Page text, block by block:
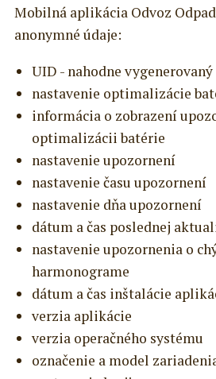
Mobilná aplikácia Odvoz
anonymné údaje:
UID - nahodne
nastavenie optimalizácie
informácia o zobrazení
optimalizácii batérie
nastavenie upozornení
nastavenie času upozornení
nastavenie dňa upozornení
dátum a čas poslednej
nastavenie upozornenia o
harmonograme
dátum a čas inštalácie
verzia aplikácie
verzia operačného systému
označenie a model